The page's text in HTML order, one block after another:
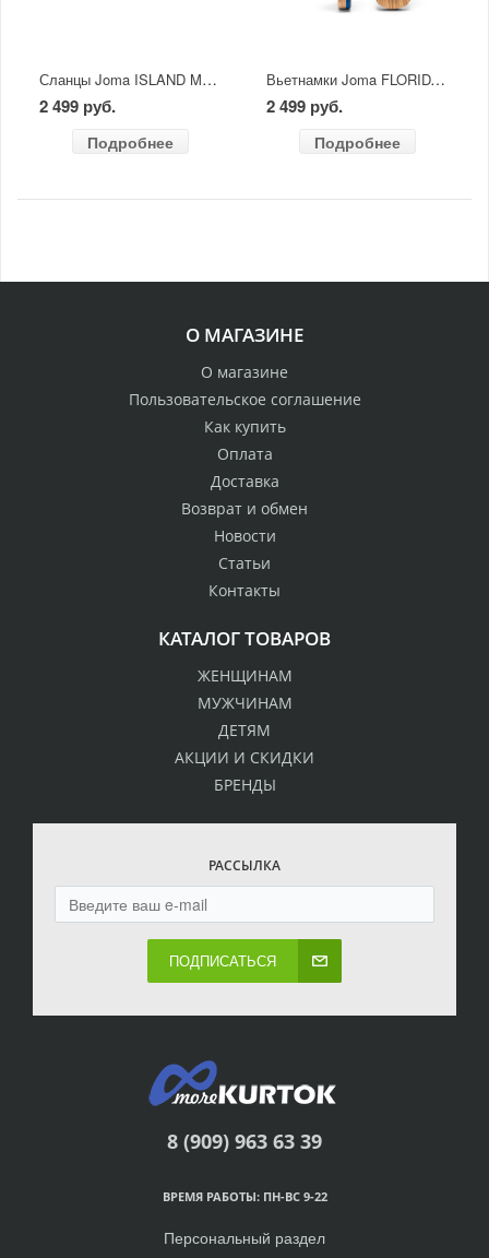
Сланцы Joma ISLAND MEN 2606
2 499 руб.
Подробнее
Вьетнамки Joma FLORIDA MEN 2603
2 499 руб.
Подробнее
О МАГАЗИНЕ
О магазине
Пользовательское соглашение
Как купить
Оплата
Доставка
Возврат и обмен
Новости
Статьи
Контакты
КАТАЛОГ ТОВАРОВ
ЖЕНЩИНАМ
МУЖЧИНАМ
ДЕТЯМ
АКЦИИ И СКИДКИ
БРЕНДЫ
РАССЫЛКА
ПОДПИСАТЬСЯ
8 (909) 963 63 39
ВРЕМЯ РАБОТЫ: ПН-ВС 9-22
Персональный раздел